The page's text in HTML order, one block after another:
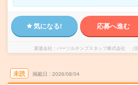
気になる! 応募へ進む
派遣会社 パーソルテンプスタッフ株式会社 （
未読 掲載日 2026/08/04